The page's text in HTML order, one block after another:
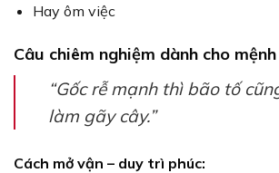
Hay ôm việc
Câu chiêm nghiệm dành cho
“Gốc rễ mạnh thì bão tố
làm gãy cây.”
Cách mở vận – duy trì phúc: